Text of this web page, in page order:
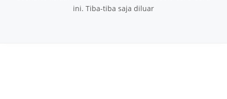
ini. Tiba-tiba saja diluar